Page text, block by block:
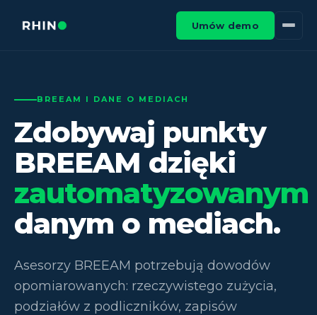
Umów demo
BREEAM I DANE O MEDIACH
Zdobywaj punkty
BREEAM dzięki
zautomatyzowanym
danym o mediach.
Asesorzy BREEAM potrzebują dowodów
opomiarowanych: rzeczywistego zużycia,
podziałów z podliczników, zapisów